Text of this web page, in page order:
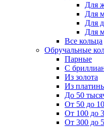
Для
Для
Для
Для
Все кольца
Обручальные
Парные
С
Из золота
Из
До 50
От 50 до
От 100 до
От 300 до